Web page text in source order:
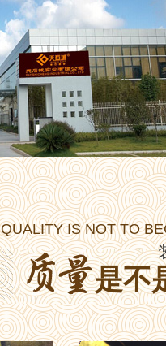
QUALITY IS NOT TO
是不